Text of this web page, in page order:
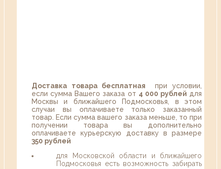
Доставка товара бесплатная при условии,
если сумма Вашего заказа от 4 000 рублей для
Москвы и ближайшего Подмосковья, в этом
случаи вы оплачиваете только заказанный
товар. Если сумма вашего заказа меньше, то при
получении товара вы дополнительно
оплачиваете курьерскую доставку в размере
350 рублей
для Московской области и ближайшего
Подмосковья есть возможность забирать